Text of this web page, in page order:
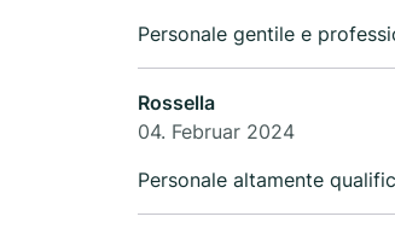
Personale gentile e
Rossella
04. Februar 2024
Personale altamente